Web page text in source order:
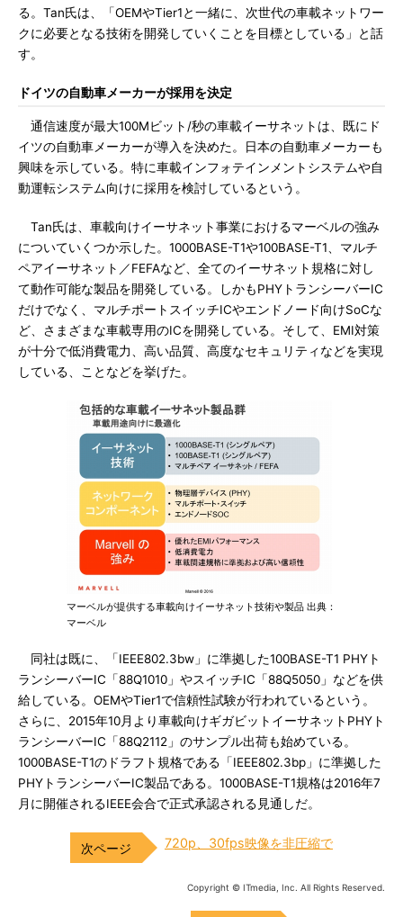
る。Tan氏は、「OEMやTier1と一緒に、次世代の車載ネットワー
クに必要となる技術を開発していくことを目標としている」と話
す。
ドイツの自動車メーカーが採用を決定
通信速度が最大100Mビット/秒の車載イーサネットは、既にド
イツの自動車メーカーが導入を決めた。日本の自動車メーカーも
興味を示している。特に車載インフォテインメントシステムや自
動運転システム向けに採用を検討しているという。
Tan氏は、車載向けイーサネット事業におけるマーベルの強み
についていくつか示した。1000BASE-T1や100BASE-T1、マルチ
ペアイーサネット／FEFAなど、全てのイーサネット規格に対し
て動作可能な製品を開発している。しかもPHYトランシーバーIC
だけでなく、マルチポートスイッチICやエンドノード向けSoCな
ど、さまざまな車載専用のICを開発している。そして、EMI対策
が十分で低消費電力、高い品質、高度なセキュリティなどを実現
している、ことなどを挙げた。
マーベルが提供する車載向けイーサネット技術や製品 出典：
マーベル
同社は既に、「IEEE802.3bw」に準拠した100BASE-T1 PHYト
ランシーバーIC「88Q1010」やスイッチIC「88Q5050」などを供
給している。OEMやTier1で信頼性試験が行われているという。
さらに、2015年10月より車載向けギガビットイーサネットPHYト
ランシーバーIC「88Q2112」のサンプル出荷も始めている。
1000BASE-T1のドラフト規格である「IEEE802.3bp」に準拠した
PHYトランシーバーIC製品である。1000BASE-T1規格は2016年7
月に開催されるIEEE会合で正式承認される見通しだ。
720p、30fps映像を非圧縮で
Copyright © ITmedia, Inc. All Rights Reserved.